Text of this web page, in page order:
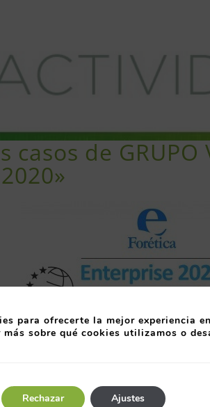
de GRUPO
Asturiano de Prevención
para ofrecerte la mejor experiencia
más sobre qué cookies utilizamos o
Rechazar Ajustes